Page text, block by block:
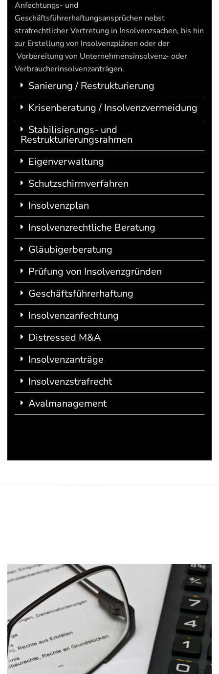
Anfechtungs- und
Geschäftsführerhaftungsansprüchen nebst
strafrechtlicher Vertretung in Insolvenzsachen, bis hin
zur Erstellung von Insolvenzplänen oder der
Vorbereitung von Unternehmensinsolvenz- oder
Verbraucherinsolvenzanträgen.
Sanierung / Restrukturierung
Krisenberatung / Insolvenzvermeidung
Stabilisierungs- und
Restrukturierungsrahmen
Eigenverwaltung
Schutzschirmverfahren
Insolvenzplan
Insolvenzrechtliche Beratung
Gläubigerberatung
Prüfung von Insolvenzgründen
Geschäftsführerhaftung
Insolvenzanfechtung
Distressed M&A
Insolvenzanträge
Insolvenzstrafrecht
Avalmanagement